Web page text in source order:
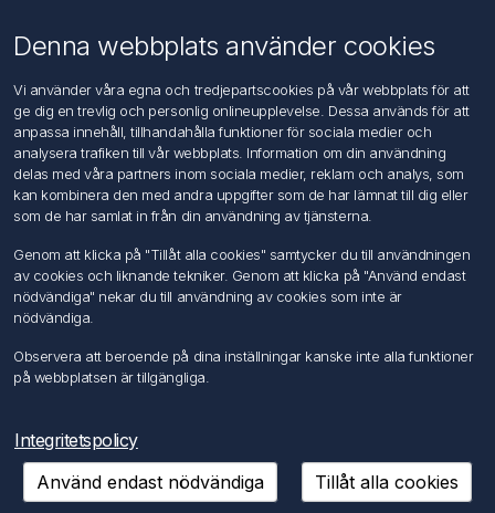
Kontakta oss
Kundtjänst
Sök
Mitt konto
Mina ordrar
Mina adresser
Följ oss
Copyright © 2026 FÖRCH Sverige AB. Alla rättigheter reserverade.
Powered bynopCommerce
Denna webbplats använder cookies
Vi använder våra egna och tredjepartscookies på vår webbplats för att
ge dig en trevlig och personlig onlineupplevelse. Dessa används för att
anpassa innehåll, tillhandahålla funktioner för sociala medier och
analysera trafiken till vår webbplats. Information om din användning
delas med våra partners inom sociala medier, reklam och analys, som
kan kombinera den med andra uppgifter som de har lämnat till dig eller
som de har samlat in från din användning av tjänsterna.
Genom att klicka på "Tillåt alla cookies" samtycker du till användningen
av cookies och liknande tekniker. Genom att klicka på "Använd endast
nödvändiga" nekar du till användning av cookies som inte är
nödvändiga.
Observera att beroende på dina inställningar kanske inte alla funktioner
på webbplatsen är tillgängliga.
Integritetspolicy
Använd endast nödvändiga
Tillåt alla cookies